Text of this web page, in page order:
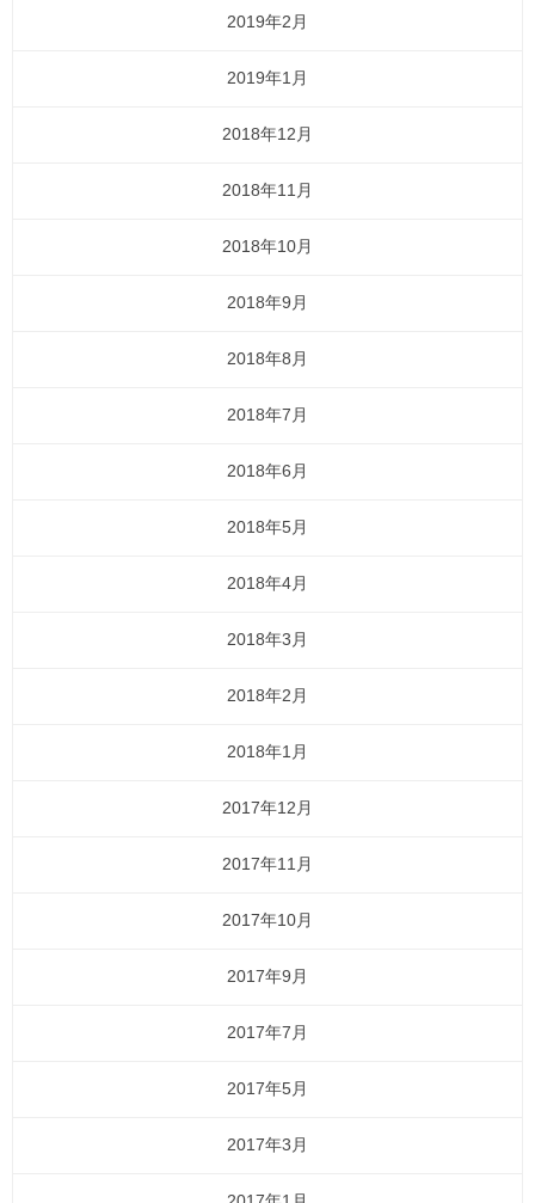
2019年2月
2019年1月
2018年12月
2018年11月
2018年10月
2018年9月
2018年8月
2018年7月
2018年6月
2018年5月
2018年4月
2018年3月
2018年2月
2018年1月
2017年12月
2017年11月
2017年10月
2017年9月
2017年7月
2017年5月
2017年3月